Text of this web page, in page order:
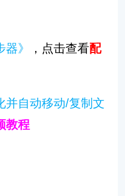
》 ，点击查看配
并自动移动/复制文
教程